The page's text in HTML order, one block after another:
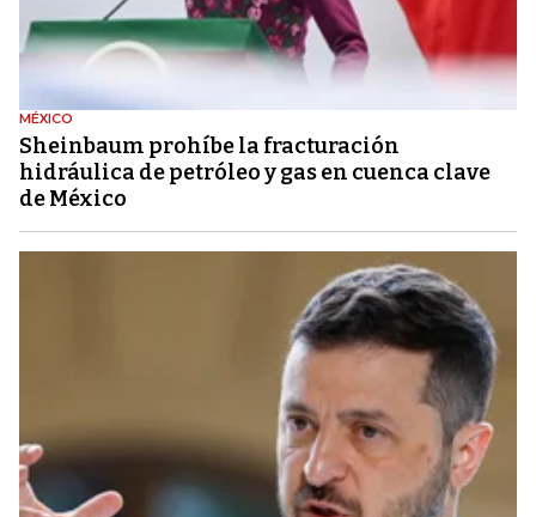
MÉXICO
Sheinbaum prohíbe la fracturación
hidráulica de petróleo y gas en cuenca clave
de México